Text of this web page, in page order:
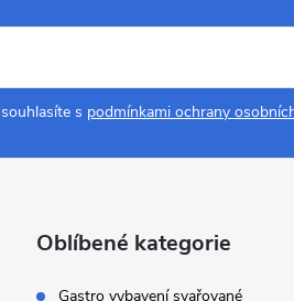
s podmínkami ochrany
Oblíbené kategorie
Gastro vybavení svařované